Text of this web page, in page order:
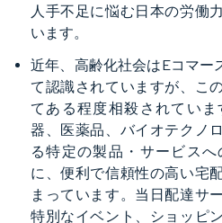
人手不足に悩む日本の労働
います。
近年、高齢化社会はEコマー
て認識されていますが、こ
てある程度相殺されてい
器、医薬品、バイオテクノ
る特定の製品・サービス
に、便利で信頼性の高い宅
まっています。当日配達サ
特別なイベント、ショッピ